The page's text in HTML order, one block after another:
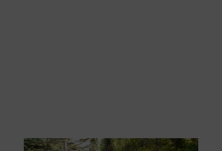
Mindestens einmal im Jahr sollte der Kompost umgesetzt werden.